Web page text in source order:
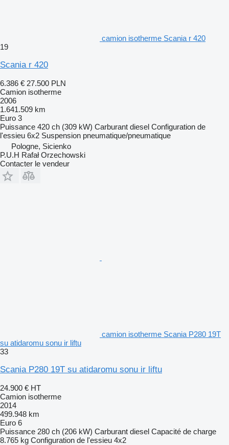
camion isotherme Scania r 420
19
Scania r 420
6.386 € 27.500 PLN
Camion isotherme
2006
1.641.509 km
Euro 3
Puissance 420 ch (309 kW) Carburant diesel Configuration de
l'essieu 6x2 Suspension pneumatique/pneumatique
Pologne, Sicienko
P.U.H Rafał Orzechowski
Contacter le vendeur
camion isotherme Scania P280 19T
su atidaromu sonu ir liftu
33
Scania P280 19T su atidaromu sonu ir liftu
24.900 € HT
Camion isotherme
2014
499.948 km
Euro 6
Puissance 280 ch (206 kW) Carburant diesel Capacité de charge
8.765 kg Configuration de l'essieu 4x2